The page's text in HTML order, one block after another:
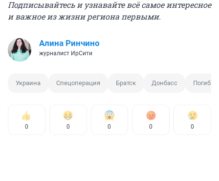
Подписывайтесь и узнавайте всё самое интересное
и важное из жизни региона первыми.
Алина Ринчино
журналист ИрСити
Украина Спецоперация Братск Донбасс
0 0 0 0 0